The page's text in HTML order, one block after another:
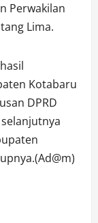
Perwakilan
Lima.
Kotabaru
DPRD